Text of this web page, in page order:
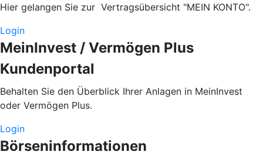
Hier gelangen Sie zur Vertragsübersicht "MEIN KONTO".
Login
MeinInvest / Vermögen Plus
Kundenportal
Behalten Sie den Überblick Ihrer Anlagen in MeinInvest
oder Vermögen Plus.
Login
Börseninformationen